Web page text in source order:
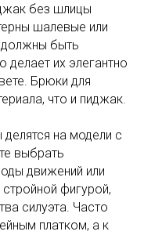
без шлицы
шалевые или
должны быть
делает их элегантно
Брюки для
что и пиджак.
на модели с
выбрать
движений или
фигурой,
силуэта. Часто
платком, а к